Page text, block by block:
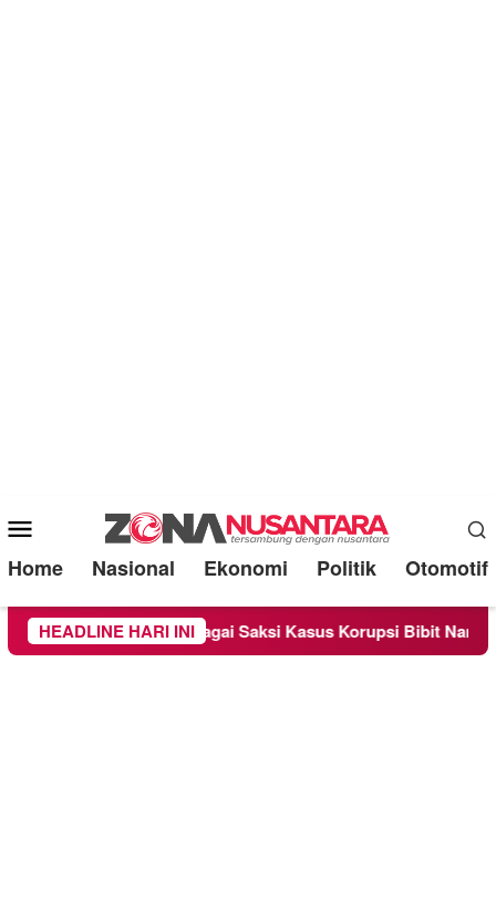
Mobile
Menu
Home Nasional Ekonomi Politik Otomotif
HEADLINE HARI INI
Sebagai Saksi Kasus Korupsi Bibit Nanas Sulsel Rp